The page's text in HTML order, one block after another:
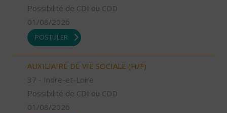
Possibilité de CDI ou CDD
01/08/2026
POSTULER
AUXILIAIRE DE VIE SOCIALE (H/F)
37 - Indre-et-Loire
Possibilité de CDI ou CDD
01/08/2026